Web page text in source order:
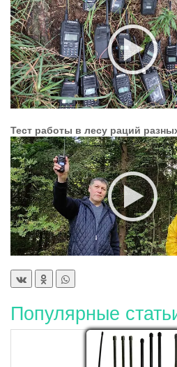
Тест работы в лесу раций
Популярные